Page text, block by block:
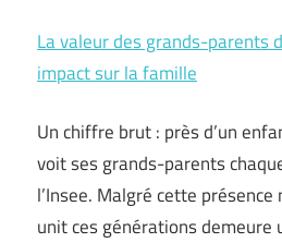
La valeur des grands-parents
impact sur la famille
Un chiffre brut : près d’un
voit ses grands-parents
l’Insee. Malgré cette
unit ces générations demeure